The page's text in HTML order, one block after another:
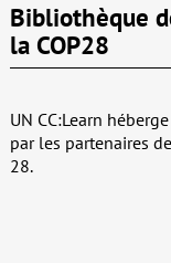
Bibliothèque
la COP28
UN CC:Learn
par les partenaires
28.